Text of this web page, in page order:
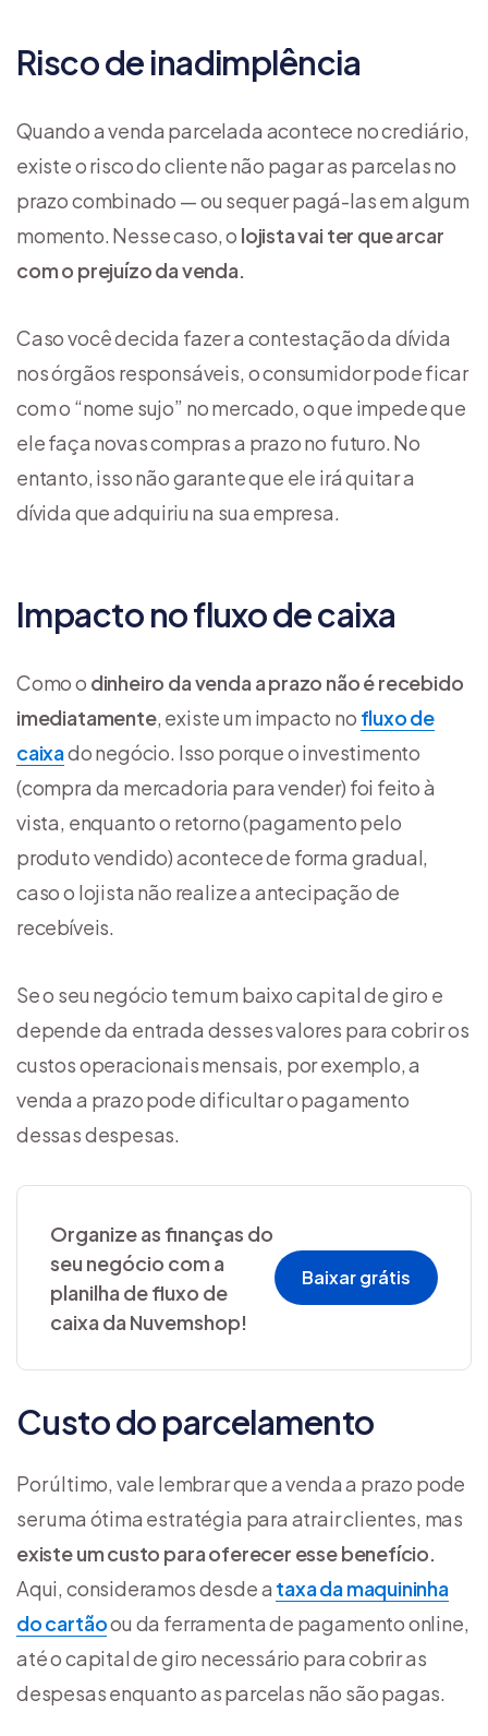
Risco de inadimplência
Quando a venda parcelada acontece no crediário,
existe o risco do cliente não pagar as parcelas no
prazo combinado — ou sequer pagá-las em algum
momento. Nesse caso, o lojista vai ter que arcar
com o prejuízo da venda.
Caso você decida fazer a contestação da dívida
nos órgãos responsáveis, o consumidor pode ficar
com o “nome sujo” no mercado, o que impede que
ele faça novas compras a prazo no futuro. No
entanto, isso não garante que ele irá quitar a
dívida que adquiriu na sua empresa.
Impacto no fluxo de caixa
Como o dinheiro da venda a prazo não é recebido
imediatamente, existe um impacto no fluxo de
caixado negócio. Isso porque o investimento
(compra da mercadoria para vender) foi feito à
vista, enquanto o retorno (pagamento pelo
produto vendido) acontece de forma gradual,
caso o lojista não realize a antecipação de
recebíveis.
Se o seu negócio tem um baixo capital de giro e
depende da entrada desses valores para cobrir os
custos operacionais mensais, por exemplo, a
venda a prazo pode dificultar o pagamento
dessas despesas.
Organize as finanças do
seu negócio com a
planilha de fluxo de
caixa da Nuvemshop!
Baixar grátis
Custo do parcelamento
Por último, vale lembrar que a venda a prazo pode
ser uma ótima estratégia para atrair clientes, mas
existe um custo para oferecer esse benefício.
Aqui, consideramos desde a taxa da maquininha
do cartãoou da ferramenta de pagamento online,
até o capital de giro necessário para cobrir as
despesas enquanto as parcelas não são pagas.